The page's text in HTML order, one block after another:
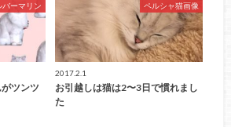
ーマリン
ツンツ
ペルシャ猫画像
2017.2.1
お引越しは猫は2〜3日で慣れまし
た